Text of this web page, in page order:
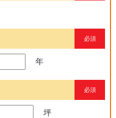
必須
年
必須
坪